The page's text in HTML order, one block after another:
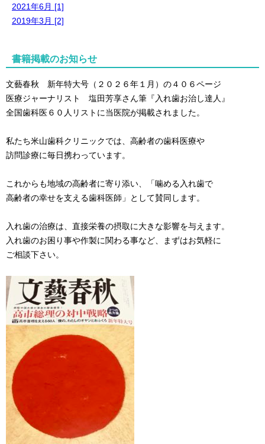
2021年6月 [1]
2019年3月 [2]
書籍掲載のお知らせ
文藝春秋 新年特大号（２０２６年１月）の４０６ページ
医療ジャーナリスト 塩田芳享さん筆 『入れ歯お治し達人』
全国歯科医６０人リストに当医院が掲載されました。
私たち米山歯科クリニックでは、高齢者の歯科医療や
訪問診療に毎日携わっています。
これからも地域の高齢者に寄り添い、「噛める入れ歯で
高齢者の幸せを支える歯科医師」として賛同します。
入れ歯の治療は、直接栄養の摂取に大きな影響を与えます。
入れ歯のお困り事や作製に関わる事など、まずはお気軽に
ご相談下さい。